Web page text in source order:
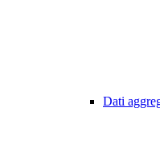
Dati